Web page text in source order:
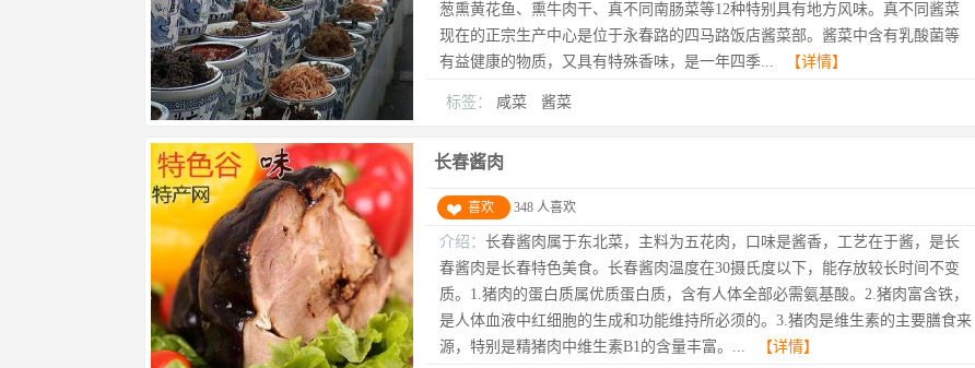
葱熏黄花鱼、熏牛肉干、真不同南肠菜等12种特别具有地方风味。真不同酱菜
现在的正宗生产中心是位于永春路的四马路饭店酱菜部。酱菜中含有乳酸菌等
有益健康的物质，又具有特殊香味，是一年四季...
【详情】
标签： 咸菜 酱菜
长春酱肉
喜欢 348 人喜欢
介绍： 长春酱肉属于东北菜，主料为五花肉，口味是酱香，工艺在于酱，是长
春酱肉是长春特色美食。长春酱肉温度在30摄氏度以下，能存放较长时间不变
质。1.猪肉的蛋白质属优质蛋白质，含有人体全部必需氨基酸。2.猪肉富含铁，
是人体血液中红细胞的生成和功能维持所必须的。3.猪肉是维生素的主要膳食来
源，特别是精猪肉中维生素B1的含量丰富。...
【详情】